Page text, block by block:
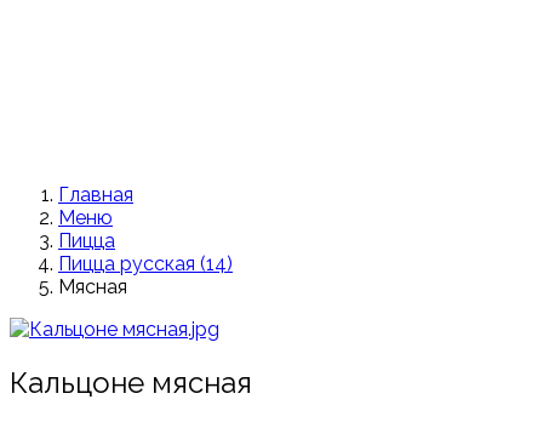
Главная
Меню
Пицца
Пицца русская (14)
Мясная
Кальцоне мясная